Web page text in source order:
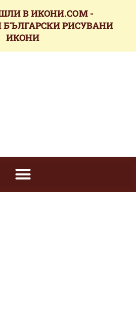
В ИКОНИ.COM -
БЪЛГАРСКИ РИСУВАНИ
ИКОНИ